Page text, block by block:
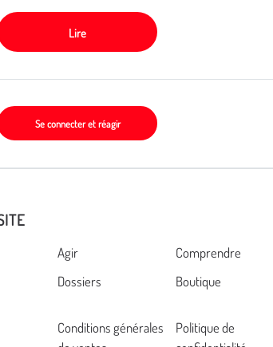
Lire
Se connecter et réagir
Agir
Comprendre
Dossiers Boutique
Conditions générales
Politique de